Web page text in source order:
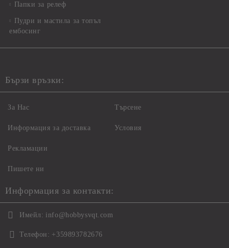
Папки за релеф
Пудри и мастила за топъл
ембосинг
Бързи връзки:
За Нас
Информация за доставка
Рекламации
Пишете ни
Търсене
Условия
Информация за контакти:
Имейл: info@hobbysvqt.com
Телефон: +359893782676